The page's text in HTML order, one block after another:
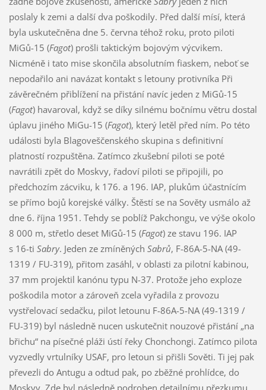
poslaly k zemi a další dva poškodily. Před další mísí, která
byla uskutečněna dne 5. června téhož roku, proto piloti
MiGů-15 (Fagot) prošli taktickým bojovým výcvikem.
Nicméně i tato mise skončila absolutním fiaskem, neboť se
nepodařilo ani navázat kontakt s letouny protivníka Při
závěrečném přiblížení na přistání navíc jeden z MiGů-15
(Fagot) havaroval, když se díky silnému bočnímu větru dostal
úplavu jiného MiGu-15 (Fagot), který letěl před ním. Po této
události byla Blagoveščenského skupina s definitivní
platností rozpuštěna. Zatímco zkušební piloti se poté
navrátili zpět do Moskvy, řadoví piloti se připojili, po
předchozím zácviku, k 176. a 196. IAP, plukům účastnícím
se přímo bojů korejské války. Štěstí se na Sověty usmálo až
dne 6. října 1951. Tehdy se poblíž Pakchongu, ve výše okolo
8 000 m, střetlo deset MiGů-15 (Fagot) ze stavu 196. IAP
s 16-ti Sabry. Jeden ze zmíněných Sabrů, F-86A-5-NA (49-
1319 / FU-319), přitom zasáhl, v oblasti za pilotní kabinou,
37 mm projektil kanónu typu N-37. Protože jeho exploze
poškodila motor a zároveň zcela vyřadila z provozu
vystřelovací sedačku, pilot letounu F-86A-5-NA (49-1319 /
FU-319) byl následně nucen uskutečnit nouzové přistání „na
břichu“ na písečné pláži ústí řeky Chonchongi. Zatímco pilota
vyzvedly vrtulníky USAF, pro letoun si přišli Sověti. Ti jej pak
převezli do Antugu a odtud pak, po zběžné prohlídce, do